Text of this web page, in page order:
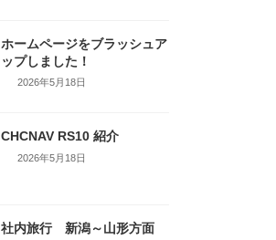
ホームページをブラッシュア
ップしました！
2026年5月18日
CHCNAV RS10 紹介
2026年5月18日
社内旅行 新潟～山形方面